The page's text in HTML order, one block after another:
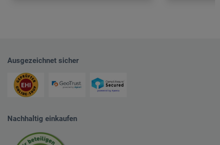
Ausgezeichnet sicher
Nachhaltig einkaufen